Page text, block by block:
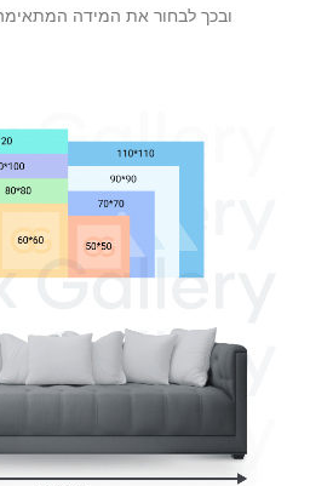
ובכך לבחור את המידה